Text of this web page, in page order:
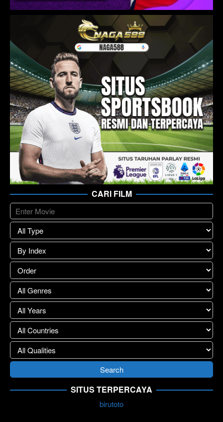
CARI FILM
SITUS TERPERCAYA
birutoto